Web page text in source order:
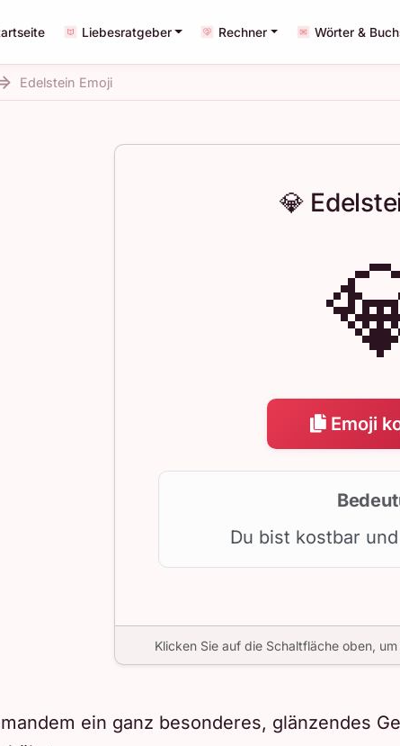
Liebesratgeber Rechner Wörter &
Edelstein Emoji
💎
Emoji
Du bist kostbar
Klicken Sie auf die Schaltfläche oben,
ein ganz besonderes, glänzendes